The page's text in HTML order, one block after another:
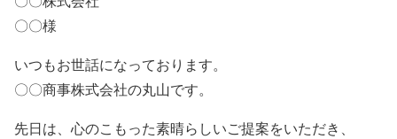
〇〇様
いつもお世話になっております。
〇〇商事株式会社の丸山です。
先日は、心のこもった素晴らしいご提案をいただき、